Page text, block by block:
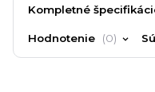
Kompletné
Hodnotenie 0